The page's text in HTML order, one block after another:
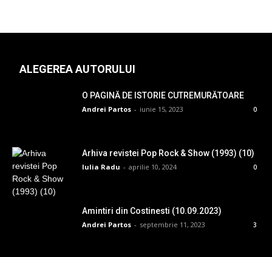
ALEGEREA AUTORULUI
O PAGINĂ DE ISTORIE CUTREMURĂTOARE
Andrei Partos - iunie 15, 2023 0
Arhiva revistei Pop Rock & Show (1993) (10)
Iulia Radu - aprilie 10, 2024 0
Amintiri din Costinesti (10.09.2023)
Andrei Partos - septembrie 11, 2023 3